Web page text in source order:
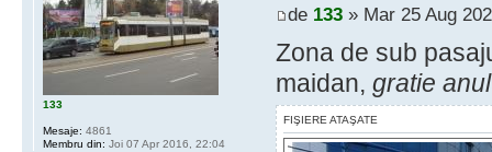
de 133» Mar 25 Aug
Zona de sub
maidan, gratie
FIŞIERE ATAŞATE
133
Mesaje: 4861
Membru din: Joi 07 Apr 2016, 22:04